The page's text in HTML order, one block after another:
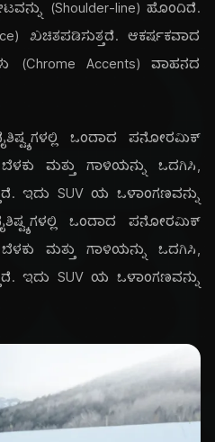
(Shoulder-line) ಹೊಂದಿದೆ.
ಖಚಿತಪಡಿಸುತ್ತದೆ. ಆಕರ್ಷಕವಾದ
(Chrome Accents) ವಾಹನದ
ಒಂದಾದ ಪನೋರಮಿಕ್
ಮತ್ತು ಗಾಳಿಯನ್ನು ಒದಗಿಸಿ,
ಇದು SUV ಯ ಒಳಾಂಗಣವನ್ನು
ಒಂದಾದ ಪನೋರಮಿಕ್
ಮತ್ತು ಗಾಳಿಯನ್ನು ಒದಗಿಸಿ,
ಇದು SUV ಯ ಒಳಾಂಗಣವನ್ನು